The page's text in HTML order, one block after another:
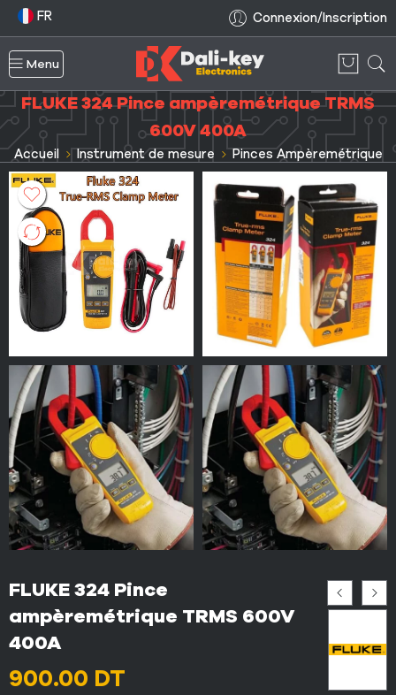
FR Connexion/Inscription
Menu
FLUKE 324 Pince ampèremétrique TRMS
600V 400A
Accueil Instrument de mesure Pinces Ampèremétrique
FLUKE 324 Pince
ampèremétrique TRMS 600V
400A
900.00 DT